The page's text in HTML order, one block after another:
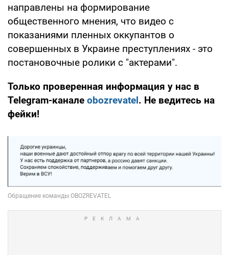
направлены на формирование
общественного мнения, что видео с
показаниями пленных оккупантов о
совершенных в Украине преступлениях - это
постановочные ролики с "актерами".
Только проверенная информация у нас в
Telegram-канале obozrevatel. Не ведитесь на
фейки!